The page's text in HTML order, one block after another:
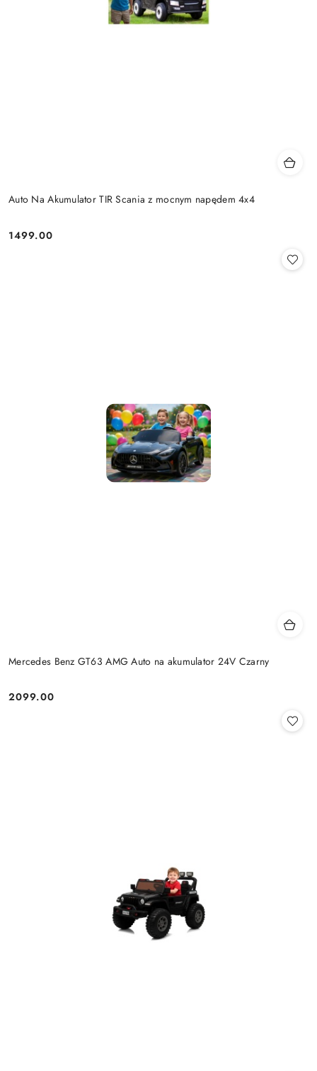
Auto Na Akumulator TIR Scania z mocnym napędem 4x4
Cena:
1499.00
Mercedes Benz GT63 AMG Auto na akumulator 24V Czarny
Cena:
2099.00